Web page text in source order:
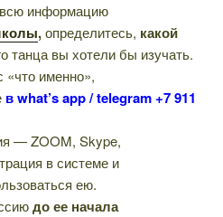
всю информацию
,определитесь, какой
танца вы хотели бы изучать.
«что именно»,
в what’s app /telegram +7 911
— ZOOM, Skype,
в системе и
ею.
до ее начала